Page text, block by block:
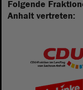
Folgende
Anhalt vertreten: